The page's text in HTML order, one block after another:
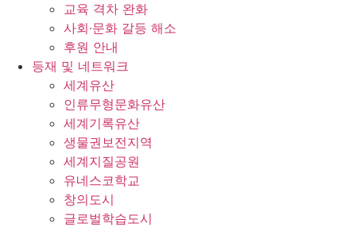
교육 격차 완화
사회∙문화 갈등 해소
후원 안내
등재 및 네트워크
세계유산
인류무형문화유산
세계기록유산
생물권보전지역
세계지질공원
유네스코학교
창의도시
글로벌학습도시